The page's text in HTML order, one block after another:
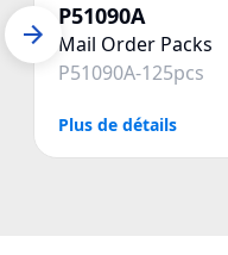
P51090A
Mail Order Packs
P51090A-125pcs
Plus de détails